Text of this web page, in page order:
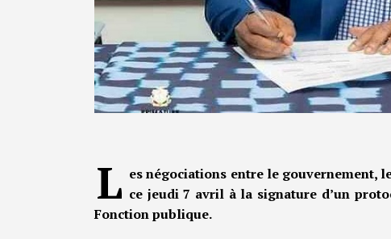
L es négociations entre le gouvernement,
ce jeudi 7 avril à la signature d’un
Fonction publique.